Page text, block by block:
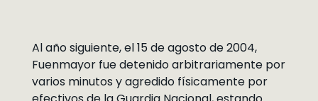
Al año siguiente, el 15 de agosto de 2004,
Fuenmayor fue detenido arbitrariamente por
varios minutos y agredido físicamente por